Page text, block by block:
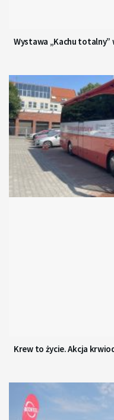
Wystawa „Kachu totalny”
Krew to życie. Akcja